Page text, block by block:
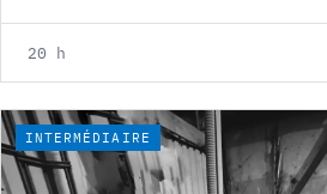
20 h
INTERMÉDIAIRE